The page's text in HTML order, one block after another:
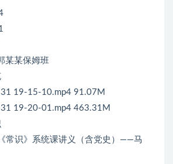
某某保姆班
19-15-10.mp4 91.07M
19-20-01.mp4 463.31M
常识》系统课讲义（含党史）——马